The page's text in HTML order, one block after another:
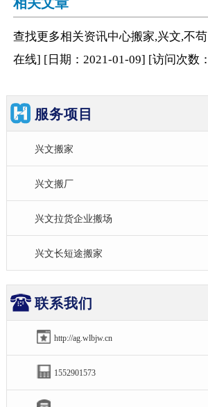
查找更多相关资讯中心搬家,兴文,不苟
在线] [日期：2021-01-09] [访问次数：
服务项目
兴文搬家
兴文搬厂
兴文拉货企业搬场
兴文长短途搬家
联系我们
http://ag.wlbjw.cn
1552901573